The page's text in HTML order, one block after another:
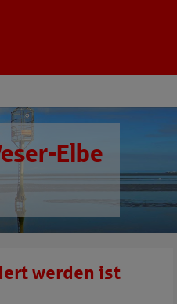
Elbe
werden ist